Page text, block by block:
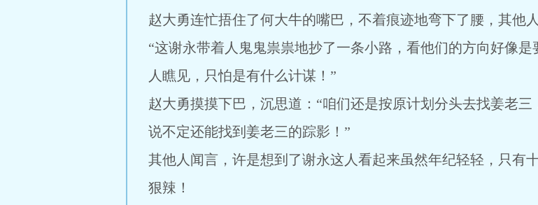
赵大勇连忙捂住了何大牛的嘴巴，不着痕迹地弯下了腰，其他
“这谢永带着人鬼鬼祟祟地抄了一条小路，看他们的方向好像
人瞧见，只怕是有什么计谋！”
赵大勇摸摸下巴，沉思道：“咱们还是按原计划分头去找姜老
说不定还能找到姜老三的踪影！”
其他人闻言，许是想到了谢永这人看起来虽然年纪轻轻，只有
狠辣！